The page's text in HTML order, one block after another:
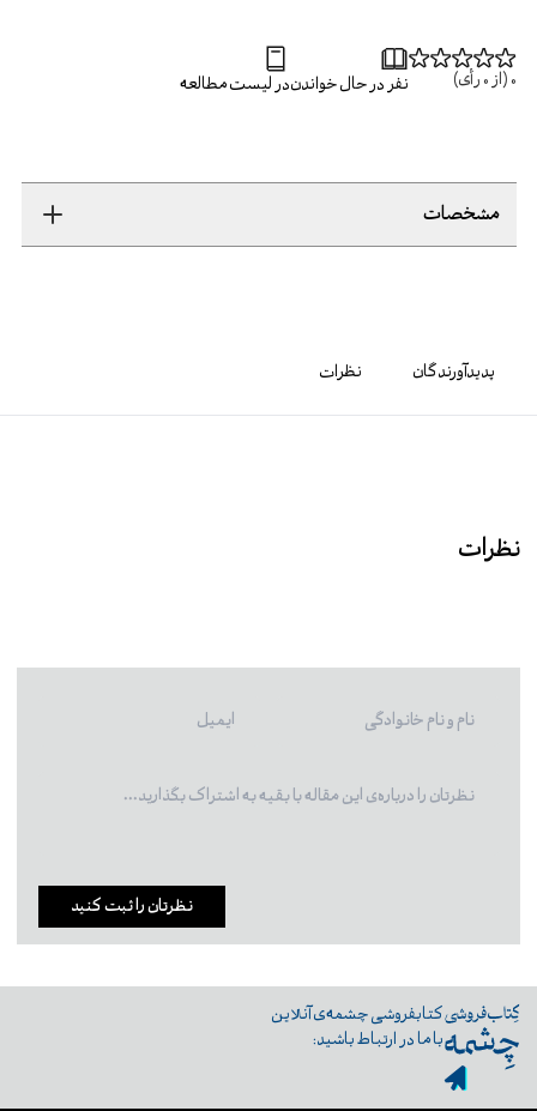
0 (از 0 رأی) نفر در حال خواندندر لیست مطالعه
مشخصات
پدیدآورندگان نظرات
نظرات
نظرتان را ثبت کنید
کتابفروشی چشمه‌ی آنلاین
با ما در ارتباط باشید: